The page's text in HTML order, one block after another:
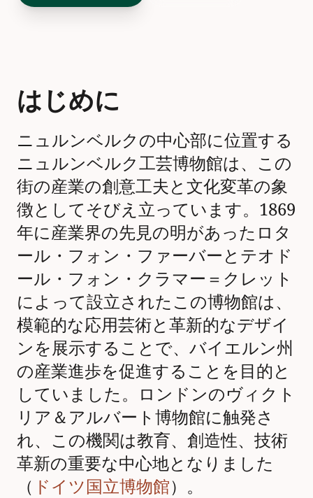
はじめに
ニュルンベルクの中心部に位置する
ニュルンベルク工芸博物館は、この
街の産業の創意工夫と文化変革の象
徴としてそびえ立っています。1869
年に産業界の先見の明があったロタ
ール・フォン・ファーバーとテオド
ール・フォン・クラマー＝クレット
によって設立されたこの博物館は、
模範的な応用芸術と革新的なデザイ
ンを展示することで、バイエルン州
の産業進歩を促進することを目的と
していました。ロンドンのヴィクト
リア＆アルバート博物館に触発さ
れ、この機関は教育、創造性、技術
革新の重要な中心地となりました
（ ドイツ国立博物館）。